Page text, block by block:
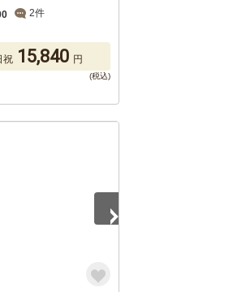
2件
祝 15,840 円